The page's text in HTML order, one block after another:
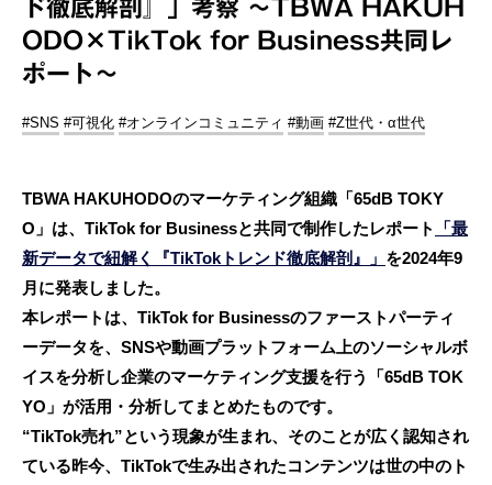
ド徹底解剖』」考察 ～TBWA HAKUH
ODO×TikTok for Business共同レ
ポート～
#SNS #可視化 #オンラインコミュニティ #動画 #Z世代・α世代
TBWA HAKUHODOのマーケティング組織「65dB TOKY
O」は、TikTok for Businessと共同で制作したレポート
「最
新データで紐解く『TikTokトレンド徹底解剖』」 を2024年9
月に発表しました。
本レポートは、TikTok for Businessのファーストパーティ
ーデータを、SNSや動画プラットフォーム上のソーシャルボ
イスを分析し企業のマーケティング支援を行う「65dB TOK
YO」が活用・分析してまとめたものです。
“TikTok売れ”という現象が生まれ、そのことが広く認知され
ている昨今、TikTokで生み出されたコンテンツは世の中のト